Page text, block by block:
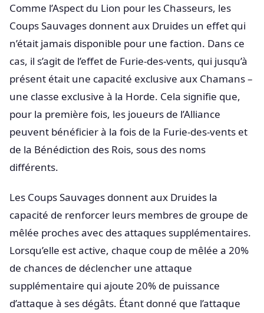
Comme l’Aspect du Lion pour les Chasseurs, les
Coups Sauvages donnent aux Druides un effet qui
n’était jamais disponible pour une faction. Dans ce
cas, il s’agit de l’effet de Furie-des-vents, qui jusqu’à
présent était une capacité exclusive aux Chamans –
une classe exclusive à la Horde. Cela signifie que,
pour la première fois, les joueurs de l’Alliance
peuvent bénéficier à la fois de la Furie-des-vents et
de la Bénédiction des Rois, sous des noms
différents.
Les Coups Sauvages donnent aux Druides la
capacité de renforcer leurs membres de groupe de
mêlée proches avec des attaques supplémentaires.
Lorsqu’elle est active, chaque coup de mêlée a 20%
de chances de déclencher une attaque
supplémentaire qui ajoute 20% de puissance
d’attaque à ses dégâts. Étant donné que l’attaque